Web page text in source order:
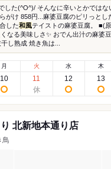
した(^O^)/ そんなに辛いとかではな
がけ 858円...麻婆豆腐のピリっとし
した和風テイストの麻婆豆腐。 ■(
なる美味しさ✨ おでん出汁の麻婆
し熟成 焼き魚は...
月
10
火
11
水
12
木
13
北新地本通り店
鳥